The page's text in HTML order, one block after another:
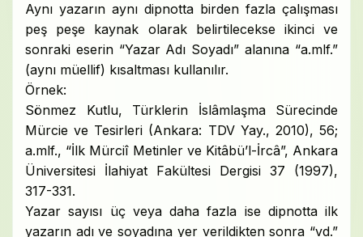
Aynı yazarın aynı dipnotta birden fazla çalışması
peş peşe kaynak olarak belirtilecekse ikinci ve
sonraki eserin “Yazar Adı Soyadı” alanına “a.mlf.”
(aynı müellif) kısaltması kullanılır.
Örnek:
Sönmez Kutlu, Türklerin İslâmlaşma Sürecinde
Mürcie ve Tesirleri (Ankara: TDV Yay., 2010), 56;
a.mlf., “İlk Mürciî Metinler ve Kitâbü’l-İrcâ”, Ankara
Üniversitesi İlahiyat Fakültesi Dergisi 37 (1997),
317-331.
Yazar sayısı üç veya daha fazla ise dipnotta ilk
yazarın adı ve soyadına yer verildikten sonra “vd.”